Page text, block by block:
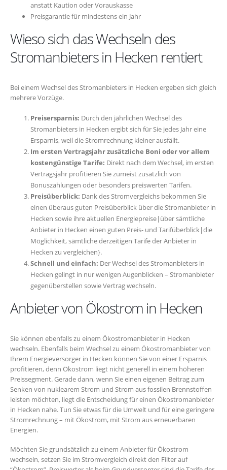
anstatt Kaution oder Vorauskasse
Preisgarantie für mindestens ein Jahr
Wieso sich das Wechseln des
Stromanbieters in Hecken rentiert
Bei einem Wechsel des Stromanbieters in Hecken ergeben sich gleich
mehrere Vorzüge.
Preisersparnis: Durch den jährlichen Wechsel des
Stromanbieters in Hecken ergibt sich für Sie jedes Jahr eine
Ersparnis, weil die Stromrechnung kleiner ausfällt.
Im ersten Vertragsjahr zusätzliche Boni oder vor allem
kostengünstige Tarife: Direkt nach dem Wechsel, im ersten
Vertragsjahr profitieren Sie zumeist zusätzlich von
Bonuszahlungen oder besonders preiswerten Tarifen.
Preisüberblick: Dank des Stromvergleichs bekommen Sie
einen überaus guten Preisüberblick über die Stromanbieter in
Hecken sowie ihre aktuellen Energiepreise|über sämtliche
Anbieter in Hecken einen guten Preis- und Tarifüberblick|die
Möglichkeit, sämtliche derzeitigen Tarife der Anbieter in
Hecken zu vergleichen}.
Schnell und einfach: Der Wechsel des Stromanbieters in
Hecken gelingt in nur wenigen Augenblicken – Stromanbieter
gegenüberstellen sowie Vertrag wechseln.
Anbieter von Ökostrom in Hecken
Sie können ebenfalls zu einem Ökostromanbieter in Hecken
wechseln. Ebenfalls beim Wechsel zu einem Ökostromanbieter von
Ihrem Energieversorger in Hecken können Sie von einer Ersparnis
profitieren, denn Ökostrom liegt nicht generell in einem höheren
Preissegment. Gerade dann, wenn Sie einen eigenen Beitrag zum
Senken von nuklearem Strom und Strom aus fossilen Brennstoffen
leisten möchten, liegt die Entscheidung für einen Ökostromanbieter
in Hecken nahe. Tun Sie etwas für die Umwelt und für eine geringere
Stromrechnung – mit Ökostrom, mit Strom aus erneuerbaren
Energien.
Möchten Sie grundsätzlich zu einem Anbieter für Ökostrom
wechseln, setzen Sie im Stromvergleich direkt den Filter auf